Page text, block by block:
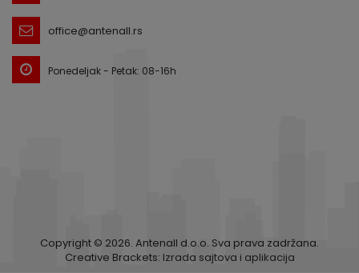
office@antenall.rs
Ponedeljak - Petak: 08-16h
Copyright © 2026. Antenall d.o.o. Sva prava zadržana.
Creative Brackets: Izrada sajtova i aplikacija